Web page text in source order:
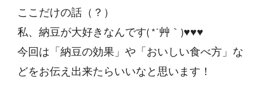
ここだけの話（？）
私、納豆が大好きなんです( *´艸｀)♥♥♥
今回は「納豆の効果」や「おいしい食べ方」な
どをお伝え出来たらいいなと思います！